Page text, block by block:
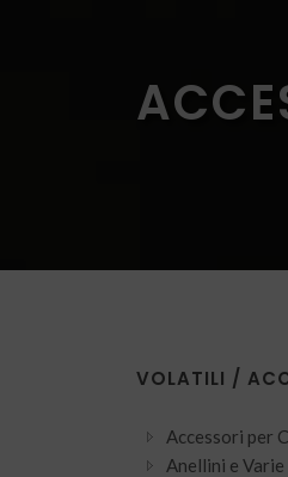
VOLATILI /
Accessori per
Anellini e Varie